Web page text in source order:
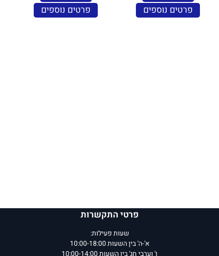
פרטים נוספים פרטים נוספים
פרטי התקשרות
שעות פעילות:
א'-ה' בין השעות 10:00-18:00
ו' וערבי חג' בין השעות 10:00-14:00